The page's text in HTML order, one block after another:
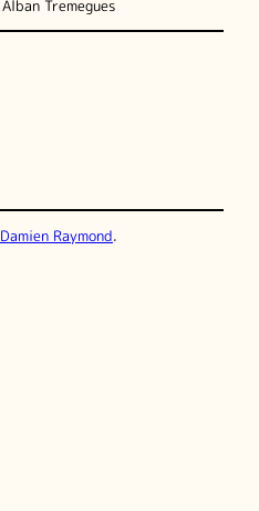
Alban Tremegues
Damien Raymond.